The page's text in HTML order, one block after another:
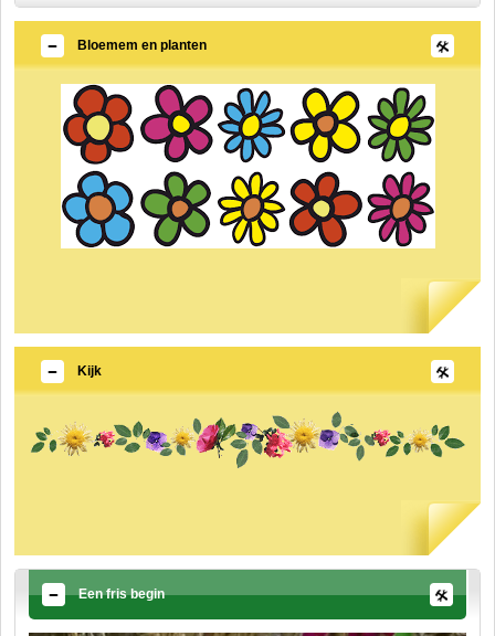
Bloemem en planten
Kijk
Een fris begin